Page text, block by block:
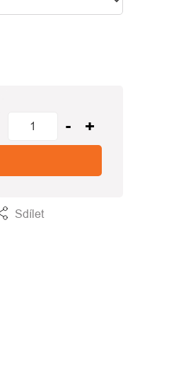
Sdílet